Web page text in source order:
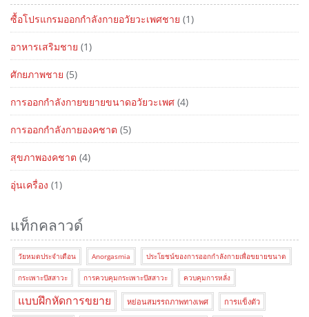
ซื้อโปรแกรมออกกำลังกายอวัยวะเพศชาย (1)
อาหารเสริมชาย (1)
ศักยภาพชาย (5)
การออกกำลังกายขยายขนาดอวัยวะเพศ (4)
การออกกำลังกายองคชาต (5)
สุขภาพองคชาต (4)
อุ่นเครื่อง (1)
แท็กคลาวด์
วัยหมดประจำเดือน Anorgasmia ประโยชน์ของการออกกำลังกายเพื่อขยายขนาด
กระเพาะปัสสาวะ การควบคุมกระเพาะปัสสาวะ ควบคุมการหลั่ง
แบบฝึกหัดการขยาย หย่อนสมรรถภาพทางเพศ การแข็งตัว